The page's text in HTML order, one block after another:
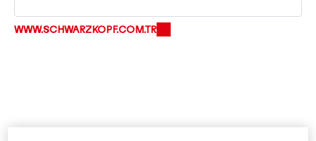
WWW.SCHWARZKOPF.COM.TR